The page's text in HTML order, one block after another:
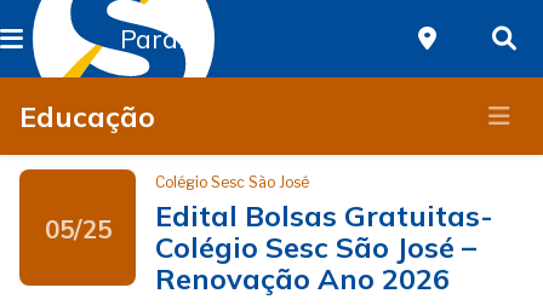
Paraná
Educação
05/25
Colégio Sesc São José
Edital Bolsas Gratuitas-
Colégio Sesc São José –
Renovação Ano 2026